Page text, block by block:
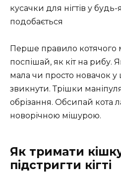
кусачки для нігтів у
подобається
Перше правило котячого
поспішай, як кіт на рибу.
мала чи просто новачок у
звикнути. Трішки
обрізання. Обсипай кота
новорічною мішурою.
Як тримати
підстригти кігті